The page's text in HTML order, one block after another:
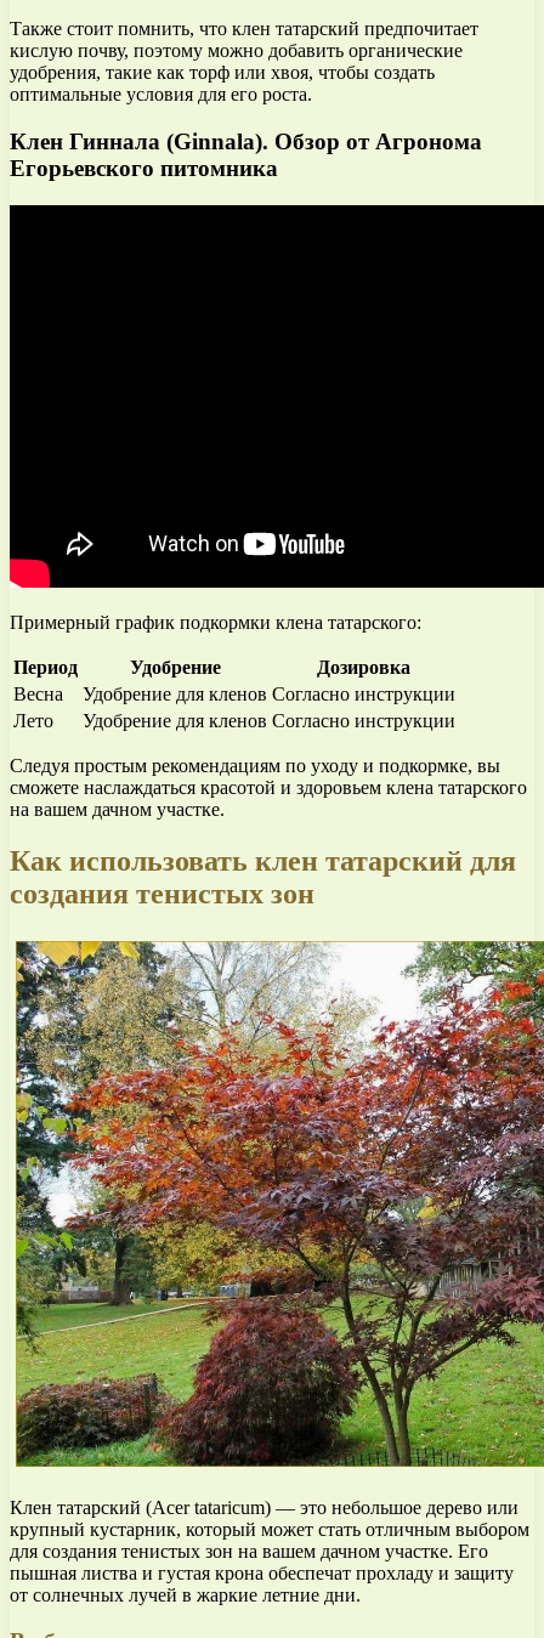
Также стоит помнить, что клен татарский предпочитает
кислую почву, поэтому можно добавить органические
удобрения, такие как торф или хвоя, чтобы создать
оптимальные условия для его роста.
Клен Гиннала (Ginnala). Обзор от Агронома
Егорьевского питомника
Примерный график подкормки клена татарского:
Период Удобрение
Дозировка
Весна
Удобрение для кленов Согласно инструкции
Лето
Удобрение для кленов Согласно инструкции
Следуя простым рекомендациям по уходу и подкормке, вы
сможете наслаждаться красотой и здоровьем клена татарского
на вашем дачном участке.
Как использовать клен татарский для
создания тенистых зон
Клен татарский (Acer tataricum) — это небольшое дерево или
крупный кустарник, который может стать отличным выбором
для создания тенистых зон на вашем дачном участке. Его
пышная листва и густая крона обеспечат прохладу и защиту
от солнечных лучей в жаркие летние дни.